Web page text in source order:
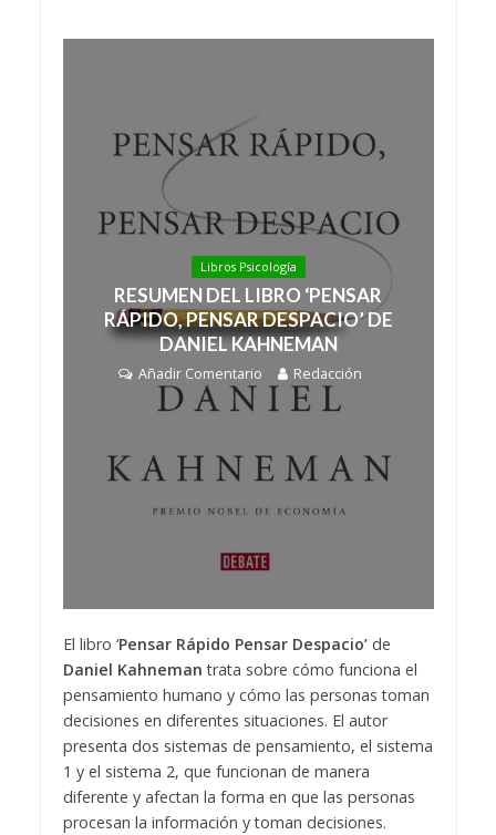
Libros Psicología
RESUMEN DEL LIBRO ‘PENSAR
RÁPIDO, PENSAR DESPACIO’ DE
DANIEL KAHNEMAN
Añadir Comentario Redacción
El libro ‘Pensar Rápido Pensar Despacio’de
Daniel Kahneman trata sobre cómo funciona el
pensamiento humano y cómo las personas toman
decisiones en diferentes situaciones. El autor
presenta dos sistemas de pensamiento, el sistema
1 y el sistema 2, que funcionan de manera
diferente y afectan la forma en que las personas
procesan la información y toman decisiones.